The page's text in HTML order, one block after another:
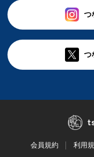
つ
つ
会員規約 利用